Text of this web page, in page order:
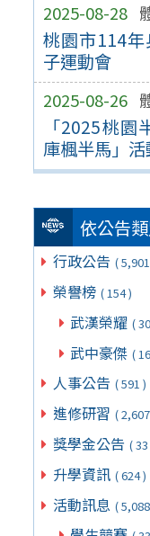
2025-08-28
桃園市114
子運動會
2025-08-26
「2025桃
庫楓半馬」活
依公告
行政公告 (
榮譽榜 ( 154 )
武漢榮耀 (
武中豪傑 (
人事公告 ( 591 )
進修研習 (
獎學金公告 ( 33
升學資訊 ( 624 )
活動訊息 (